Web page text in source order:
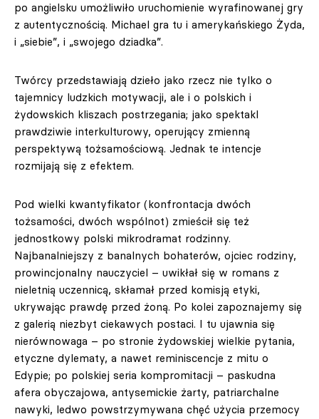
po angielsku umożliwiło uruchomienie wyrafinowanej gry
z autentycznością. Michael gra tu i amerykańskiego Żyda,
i „siebie”, i „swojego dziadka”.
Twórcy przedstawiają dzieło jako rzecz nie tylko o
tajemnicy ludzkich motywacji, ale i o polskich i
żydowskich kliszach postrzegania; jako spektakl
prawdziwie interkulturowy, operujący zmienną
perspektywą tożsamościową. Jednak te intencje
rozmijają się z efektem.
Pod wielki kwantyfikator (konfrontacja dwóch
tożsamości, dwóch wspólnot) zmieścił się też
jednostkowy polski mikrodramat rodzinny.
Najbanalniejszy z banalnych bohaterów, ojciec rodziny,
prowincjonalny nauczyciel – uwikłał się w romans z
nieletnią uczennicą, skłamał przed komisją etyki,
ukrywając prawdę przed żoną. Po kolei zapoznajemy się
z galerią niezbyt ciekawych postaci. I tu ujawnia się
nierównowaga – po stronie żydowskiej wielkie pytania,
etyczne dylematy, a nawet reminiscencje z mitu o
Edypie; po polskiej seria kompromitacji – paskudna
afera obyczajowa, antysemickie żarty, patriarchalne
nawyki, ledwo powstrzymywana chęć użycia przemocy